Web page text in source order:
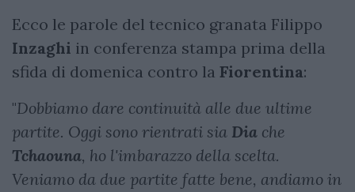
Ecco le parole del tecnico granata Filippo
Inzaghi in conferenza stampa prima della
sfida di domenica contro la Fiorentina:
"Dobbiamo dare continuità alle due ultime
partite. Oggi sono rientrati sia Dia che
Tchaouna, ho l'imbarazzo della scelta.
Veniamo da due partite fatte bene, andiamo in